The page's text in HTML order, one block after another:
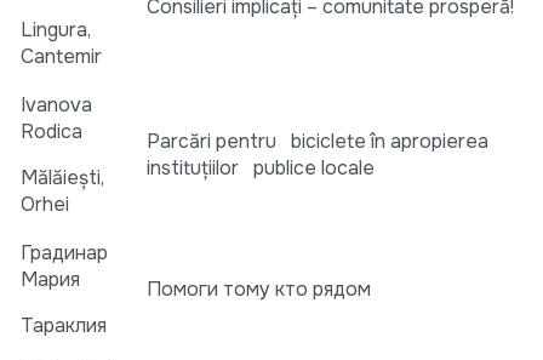
Lingura,
Cantemir
Consilieri implicați – comunitate prosperă!
Ivanova
Rodica
Mălăiești,
Orhei
Parcări pentru biciclete în apropierea
instituțiilor publice locale
Градинар
Мария
Тараклия
Помоги тому кто рядом